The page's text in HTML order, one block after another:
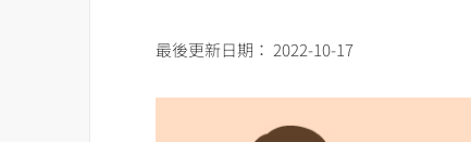
最後更新日期： 2022-10-17